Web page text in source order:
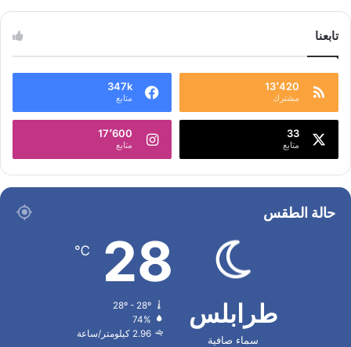
تابعنا
13٬420
مشترك
347k
متابع
33
متابع
17٬600
متابع
حالة الطقس
طرابلس
سماء صافية
28
℃
28º - 28º
74%
2.96 كيلومتر/ساعة